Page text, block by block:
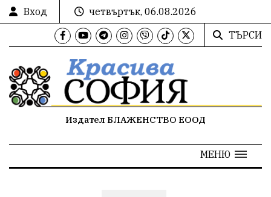
Вход
четвъртък, 06.08.2026
ТЪРСИ
Издател БЛАЖЕНСТВО ЕООД
МЕНЮ